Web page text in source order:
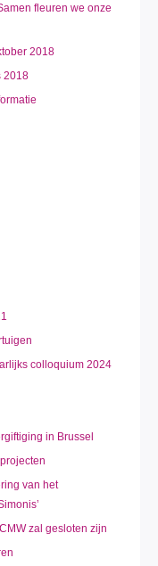
fleuren we onze
2018
2018
colloquium 2024
in Brussel
van het
zal gesloten zijn